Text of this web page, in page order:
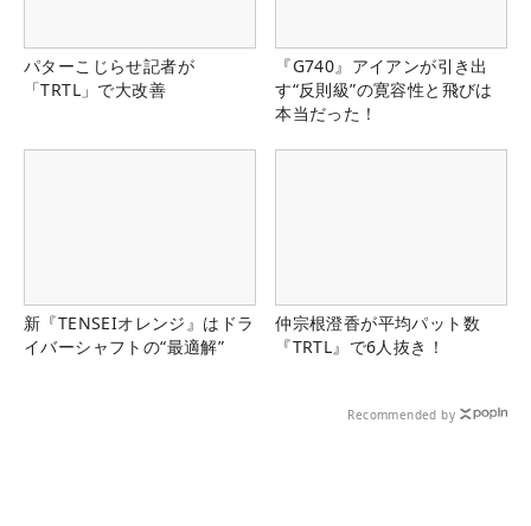
パターこじらせ記者が
「TRTL」で大改善
『G740』アイアンが引き出
す“反則級”の寛容性と飛びは
本当だった！
新『TENSEIオレンジ』はドラ
イバーシャフトの“最適解”
仲宗根澄香が平均パット数
『TRTL』で6人抜き！
Recommended by